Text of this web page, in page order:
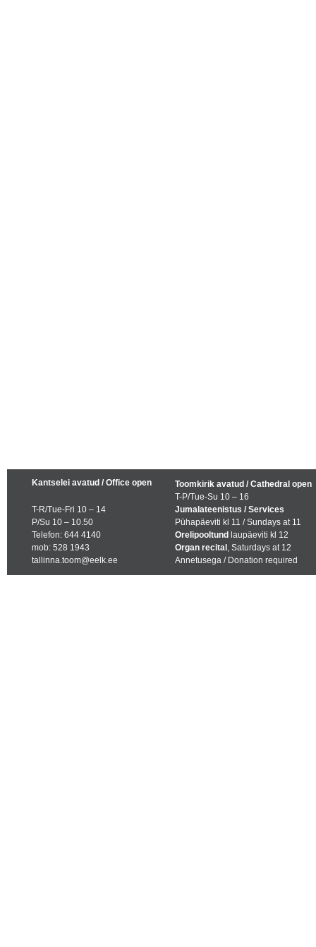
Kantselei avatud / Office open
T-R/Tue-Fri 10 – 14
P/Su 10 – 10.50
Telefon: 644 4140
mob: 528 1943
tallinna.toom@eelk.ee
Toomkirik avatud / Cathedral open
T-P/Tue-Su 10 – 16
Jumalateenistus / Services
Pühapäeviti kl 11 / Sundays at 11
Orelipooltund laupäeviti kl 12
Organ recital , Saturdays at 12
Annetusega / Donation required